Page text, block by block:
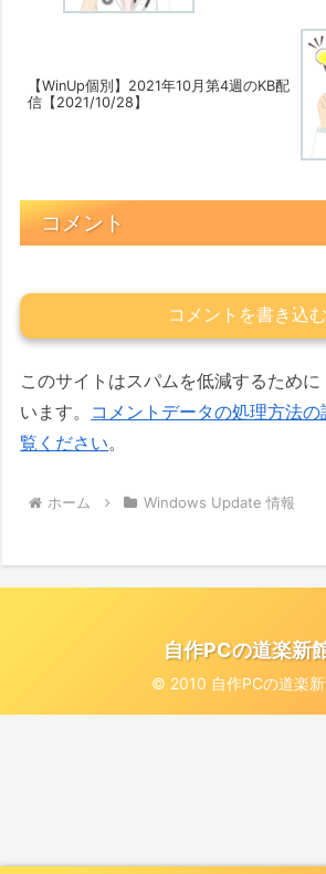
【WinUp個別】2021年10月第4週のKB配
信【2021/10/28】
コメント
コメントを書き込む
このサイトはスパムを低減するため
います。 コメントデータの処理方法
覧ください。
ホーム Windows Update 情報
自作PCの道楽新
© 2010 自作PCの道楽